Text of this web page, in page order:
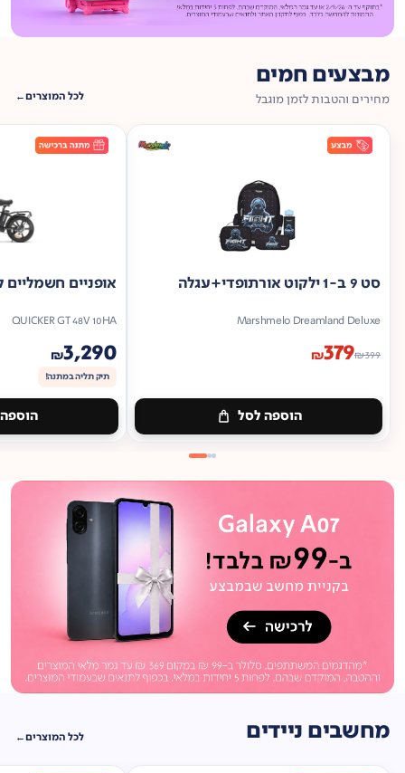
מבצעים חמים
מחירים והטבות לזמן מוגבל לכל המוצרים
סט 9 ב-1 ילקוט אורתופדי+עגלה
Marshmelo Dreamland Deluxe
₪399
₪379
הוספה לסל
אופניים חשמליים
QUICKER GT 48V 10HA
₪3,290
תיק תליה במתנה!
מחשבים ניידים לכל המוצרים